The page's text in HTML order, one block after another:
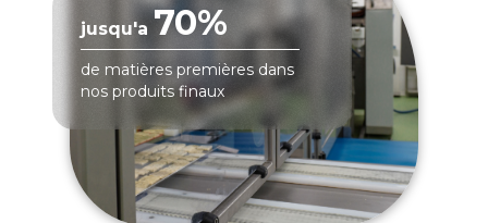
jusqu'a 70%
de matières premières dans
nos produits finaux